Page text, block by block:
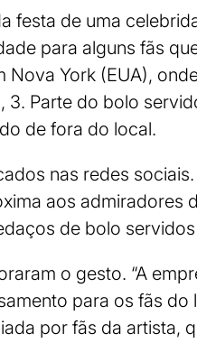
festa de uma
para alguns fãs
York (EUA),
3. Parte do bolo
de fora do local.
nas redes
aos admiradores
de bolo
o gesto. “A
para os fãs do
por fãs da artista,